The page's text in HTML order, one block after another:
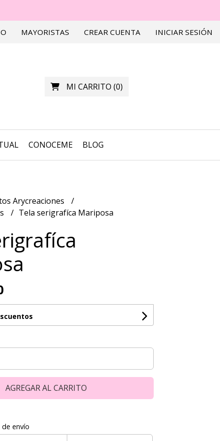
MAYORISTAS CREAR CUENTA INICIAR SESIÓN
MI CARRITO (0)
CONOCEME BLOG
Arycreaciones
Tela serigrafíca Mariposa
AGREGAR AL CARRITO
envío